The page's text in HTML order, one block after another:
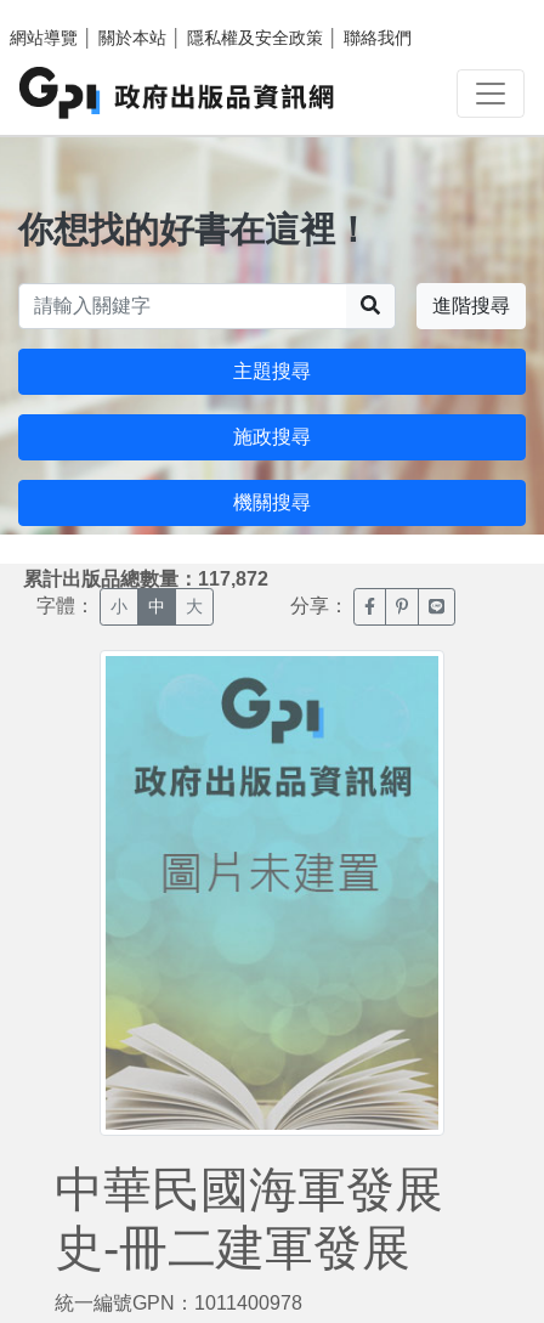
網站導覽
關於本站 隱私權及安全政策 聯絡我們
你想找的好書在這裡！
進階搜尋
主題搜尋
施政搜尋
機關搜尋
累計出版品總數量：117,872
字體： 小 中 大 分享： 臉書分享(另開新視窗)
噗浪分享(另開新
Line分享(另
中華民國海軍發展
史-冊二建軍發展
統一編號GPN：1011400978